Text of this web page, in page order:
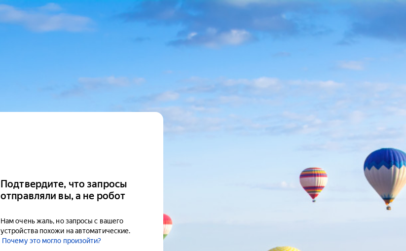
Подтвердите, что запросы
отправляли вы, а не робот
Нам очень жаль, но запросы с вашего
устройства похожи на автоматические.
Почему это могло произойти?